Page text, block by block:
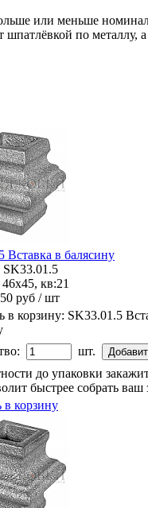
или меньше
по металлу,
Вставка в балясину
кв:21
руб / шт
в корзину: SK33.01.5
шт.
до упаковки
быстрее собрать ваш
в корзину